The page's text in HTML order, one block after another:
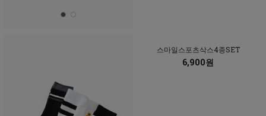
스마일스포츠삭스4종SET
6,900원